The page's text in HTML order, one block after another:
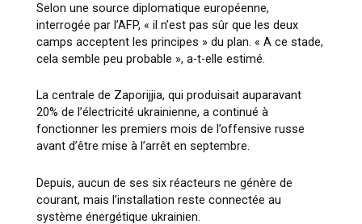
Selon une source diplomatique européenne,
interrogée par l’AFP, « il n’est pas sûr que les deux
camps acceptent les principes » du plan. « A ce stade,
cela semble peu probable », a-t-elle estimé.
La centrale de Zaporijjia, qui produisait auparavant
20% de l’électricité ukrainienne, a continué à
fonctionner les premiers mois de l’offensive russe
avant d’être mise à l’arrêt en septembre.
Depuis, aucun de ses six réacteurs ne génère de
courant, mais l’installation reste connectée au
système énergétique ukrainien.